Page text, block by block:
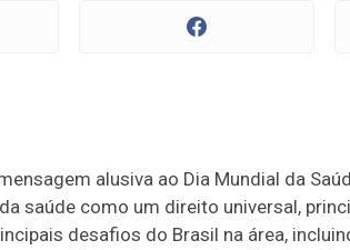
alusiva ao Dia Mundial da
saúde como um direito universal,
desafios do Brasil na área,